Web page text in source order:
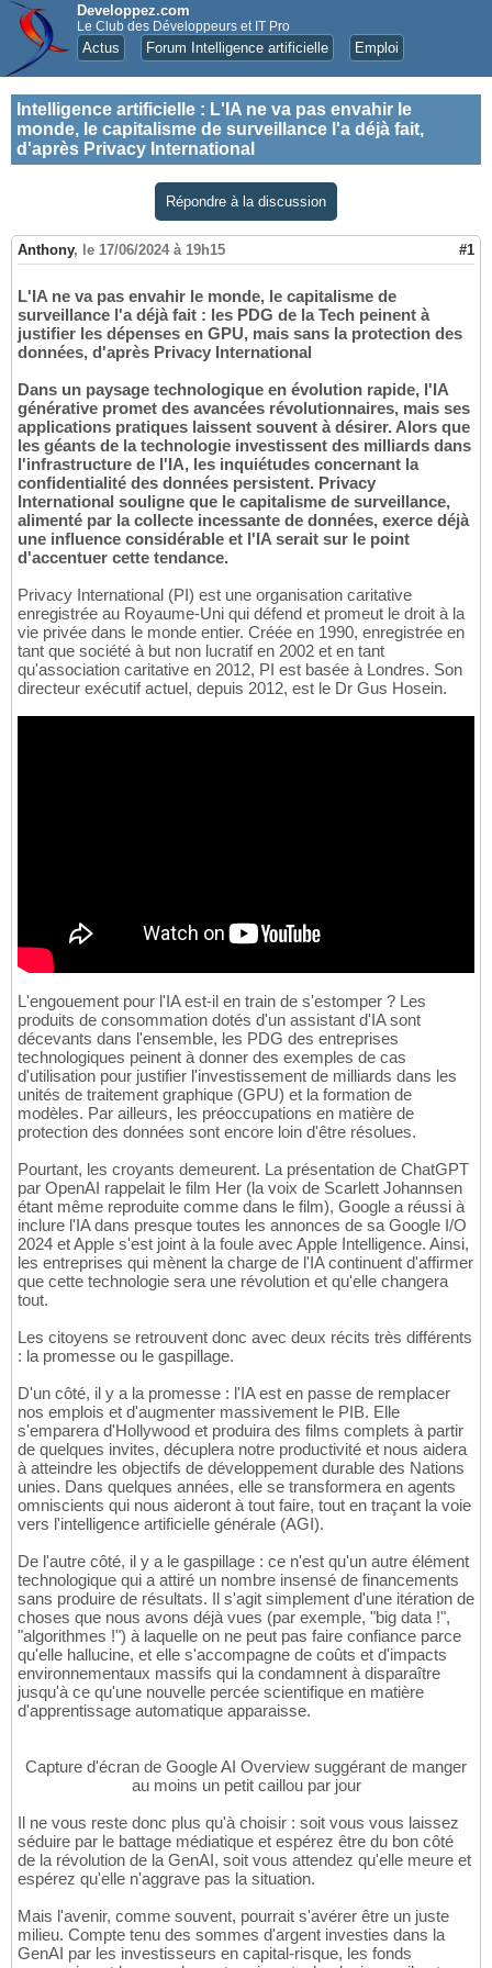
Developpez.com
Le Club des Développeurs et IT Pro
Actus Forum Intelligence artificielle Emploi
Intelligence artificielle : L'IA ne va pas envahir le
monde, le capitalisme de surveillance l'a déjà fait,
d'après Privacy International
Répondre à la discussion
Anthony, le 17/06/2024 à 19h15 #1
L'IA ne va pas envahir le monde, le capitalisme de
surveillance l'a déjà fait : les PDG de la Tech peinent à
justifier les dépenses en GPU, mais sans la protection des
données, d'après Privacy International
Dans un paysage technologique en évolution rapide, l'IA
générative promet des avancées révolutionnaires, mais ses
applications pratiques laissent souvent à désirer. Alors que
les géants de la technologie investissent des milliards dans
l'infrastructure de l'IA, les inquiétudes concernant la
confidentialité des données persistent. Privacy
International souligne que le capitalisme de surveillance,
alimenté par la collecte incessante de données, exerce déjà
une influence considérable et l'IA serait sur le point
d'accentuer cette tendance.
Privacy International (PI) est une organisation caritative
enregistrée au Royaume-Uni qui défend et promeut le droit à la
vie privée dans le monde entier. Créée en 1990, enregistrée en
tant que société à but non lucratif en 2002 et en tant
qu'association caritative en 2012, PI est basée à Londres. Son
directeur exécutif actuel, depuis 2012, est le Dr Gus Hosein.
L'engouement pour l'IA est-il en train de s'estomper ? Les
produits de consommation dotés d'un assistant d'IA sont
décevants dans l'ensemble, les PDG des entreprises
technologiques peinent à donner des exemples de cas
d'utilisation pour justifier l'investissement de milliards dans les
unités de traitement graphique (GPU) et la formation de
modèles. Par ailleurs, les préoccupations en matière de
protection des données sont encore loin d'être résolues.
Pourtant, les croyants demeurent. La présentation de ChatGPT
par OpenAI rappelait le film Her (la voix de Scarlett Johannsen
étant même reproduite comme dans le film), Google a réussi à
inclure l'IA dans presque toutes les annonces de sa Google I/O
2024 et Apple s'est joint à la foule avec Apple Intelligence. Ainsi,
les entreprises qui mènent la charge de l'IA continuent d'affirmer
que cette technologie sera une révolution et qu'elle changera
tout.
Les citoyens se retrouvent donc avec deux récits très différents
: la promesse ou le gaspillage.
D'un côté, il y a la promesse : l'IA est en passe de remplacer
nos emplois et d'augmenter massivement le PIB. Elle
s'emparera d'Hollywood et produira des films complets à partir
de quelques invites, décuplera notre productivité et nous aidera
à atteindre les objectifs de développement durable des Nations
unies. Dans quelques années, elle se transformera en agents
omniscients qui nous aideront à tout faire, tout en traçant la voie
vers l'intelligence artificielle générale (AGI).
De l'autre côté, il y a le gaspillage : ce n'est qu'un autre élément
technologique qui a attiré un nombre insensé de financements
sans produire de résultats. Il s'agit simplement d'une itération de
choses que nous avons déjà vues (par exemple, "big data !",
"algorithmes !") à laquelle on ne peut pas faire confiance parce
qu'elle hallucine, et elle s'accompagne de coûts et d'impacts
environnementaux massifs qui la condamnent à disparaître
jusqu'à ce qu'une nouvelle percée scientifique en matière
d'apprentissage automatique apparaisse.
Capture d'écran de Google AI Overview suggérant de manger
au moins un petit caillou par jour
Il ne vous reste donc plus qu'à choisir : soit vous vous laissez
séduire par le battage médiatique et espérez être du bon côté
de la révolution de la GenAI, soit vous attendez qu'elle meure et
espérez qu'elle n'aggrave pas la situation.
Mais l'avenir, comme souvent, pourrait s'avérer être un juste
milieu. Compte tenu des sommes d'argent investies dans la
GenAI par les investisseurs en capital-risque, les fonds